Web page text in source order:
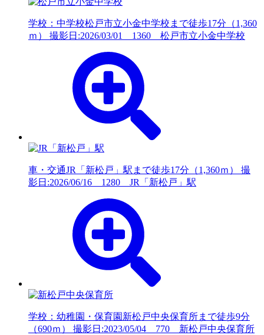
学校：中学校松戸市立小金中学校まで徒歩17分（1,360
ｍ） 撮影日:2026/03/01 1360 松戸市立小金中学校
車・交通JR「新松戸」駅まで徒歩17分（1,360ｍ） 撮
影日:2026/06/16 1280 JR「新松戸」駅
学校：幼稚園・保育園 新松戸中央保育所まで徒歩9分
（690ｍ） 撮影日:2023/05/04 770 新松戸中央保育所